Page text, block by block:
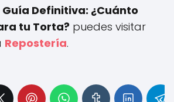
Guía Definitiva: ¿Cuánto
tu Torta? puedes visitar
Repostería.